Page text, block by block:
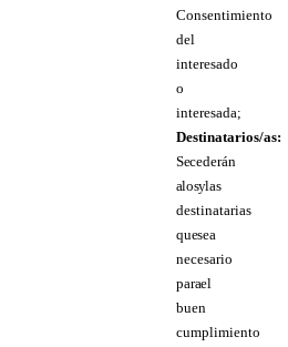
Consentimiento
del
interesado
o
interesada;
Destinatarios/as:
Se cederán
a los y las
destinatarias
que sea
necesario
para el
buen
cumplimiento